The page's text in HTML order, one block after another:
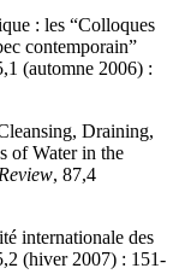
: les “Colloques
contemporain”
(automne 2006) :
Draining,
of Water in the
, 87,4
internationale des
(hiver 2007) : 151-